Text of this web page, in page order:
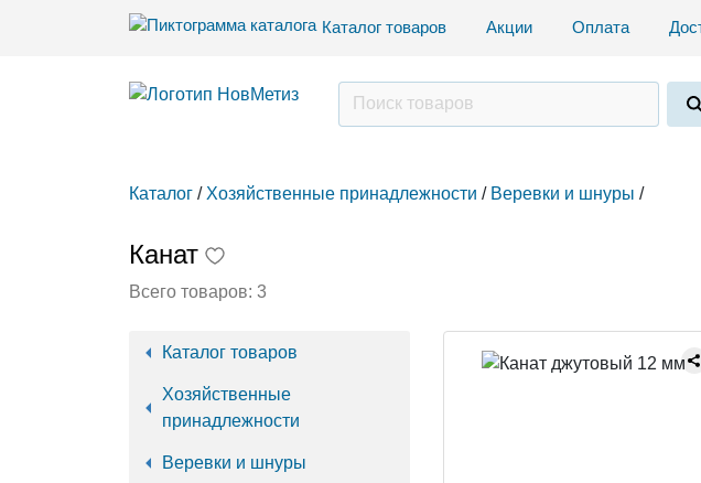
Каталог товаров Акции Оплата
Каталог / Хозяйственные принадлежности / Веревки и шнуры /
Канат
Всего товаров: 3
Каталог товаров
Хозяйственные
принадлежности
Веревки и шнуры